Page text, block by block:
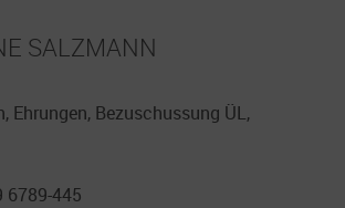
SALZMANN
Ehrungen, Bezuschussung ÜL,
6789-445